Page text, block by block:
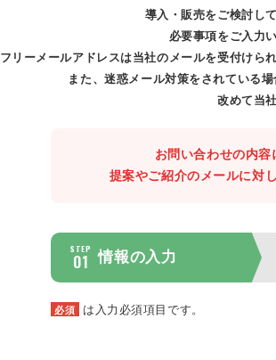
導入・販売をご検討し
必要事項をご入力
フリーメールアドレスは当社のメールを受付けら
また、迷惑メール対策をされている
改めて当
お問い合わせの内容
提案やご紹介のメールに対
STEP
01 情報の入力
必須 は入力必須項目です。